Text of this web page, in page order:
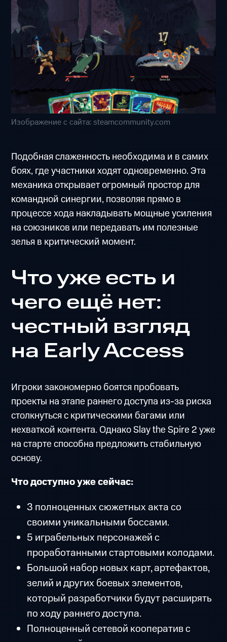
Изображение с сайта: steamcommunity.com
Подобная слаженность необходима и в самих
боях, где участники ходят одновременно. Эта
механика открывает огромный простор для
командной синергии, позволяя прямо в
процессе хода накладывать мощные усиления
на союзников или передавать им полезные
зелья в критический момент.
Что уже есть и
чего ещё нет:
честный взгляд
на Early Access
Игроки закономерно боятся пробовать
проекты на этапе раннего доступа из-за риска
столкнуться с критическими багами или
нехваткой контента. Однако Slay the Spire 2 уже
на старте способна предложить стабильную
основу.
Что доступно уже сейчас:
3 полноценных сюжетных акта со
своими уникальными боссами.
5 играбельных персонажей с
проработанными стартовыми колодами.
Большой набор новых карт, артефактов,
зелий и других боевых элементов,
который разработчики будут расширять
по ходу раннего доступа.
Полноценный сетевой кооператив с